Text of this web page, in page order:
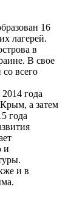
16
лагерей.
в
В свое
всего
года
а затем
года
и
и в